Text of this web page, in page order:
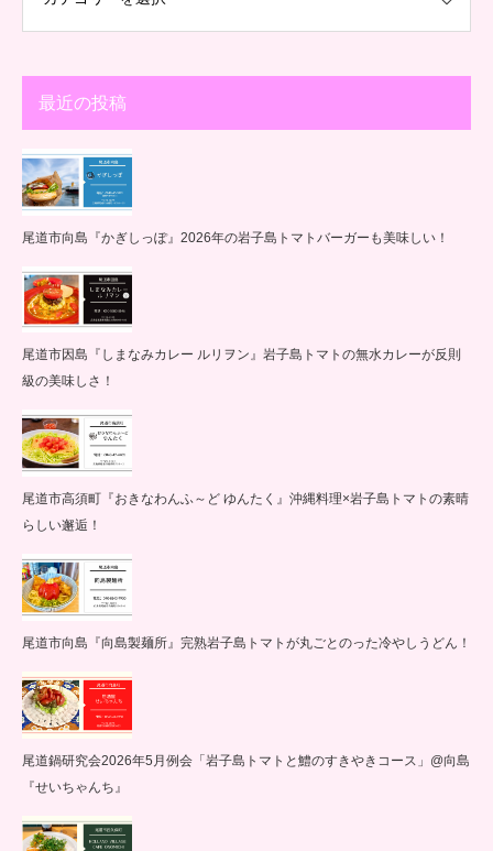
最近の投稿
尾道市向島『かぎしっぽ』2026年の岩子島トマトバーガーも美味しい！
尾道市因島『しまなみカレー ルリヲン』岩子島トマトの無水カレーが反則
級の美味しさ！
尾道市高須町『おきなわんふ～ど ゆんたく』沖縄料理×岩子島トマトの素晴
らしい邂逅！
尾道市向島『向島製麺所』完熟岩子島トマトが丸ごとのった冷やしうどん！
尾道鍋研究会2026年5月例会「岩子島トマトと鱧のすきやきコース」@向島
『せいちゃんち』